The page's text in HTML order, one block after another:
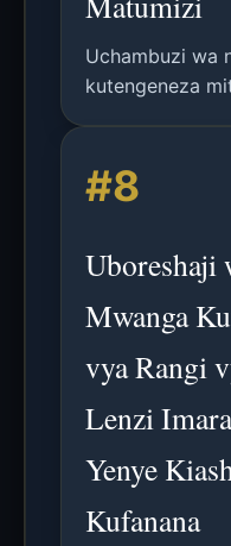
Uchambuzi wa
kutengeneza
kama mbadala
elektroniki
#8
Uboreshaji
Mwanga
vya Rangi
Lenzi
Yenye
Kufanana